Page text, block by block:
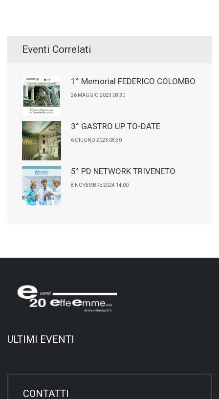
Eventi Correlati
1° Memorial FEDERICO COLOMBO
26 MAGGIO 2023 08:30
3° GASTRO UP TO-DATE
6 GIUGNO 2023 08:30
5° PD NETWORK TRIVENETO
8 NOVEMBRE 2024 14:00
ULTIMI EVENTI
CONTATTI